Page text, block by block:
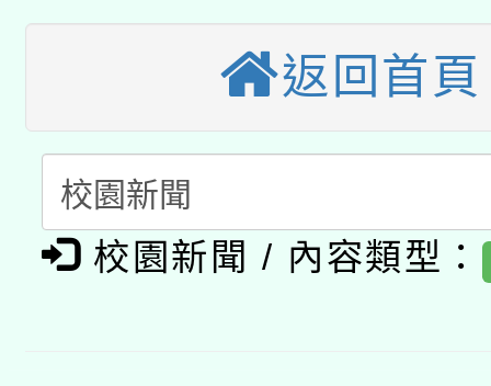
本館辦理115年度閱讀
暨閱讀推動專業研習
科技賦能─人工智慧
礎課程
A3數位素養講師名單
「數位內容與教學軟體
pilot」
有關大陸委員會函釋公
返回首頁
校園新聞 / 內容類型：